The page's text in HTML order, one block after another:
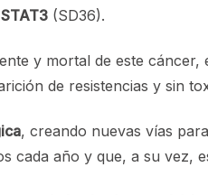
STAT3 (SD36).
y mortal de este cáncer,
de resistencias y sin
, creando nuevas vías
cada año y que, a su vez,